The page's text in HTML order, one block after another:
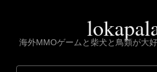
海外MMOゲームと柴犬と鳥類が大